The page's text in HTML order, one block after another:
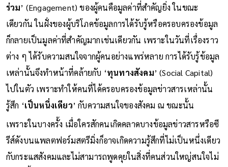
ร่วม’ (Engagement) ของผู้คนคือมูลค่าที่สำคัญยิ่ง ในขณะ
เดียวกัน ในฝั่งของผู้บริโภคข้อมูลการได้รับรู้หรือครอบครองข้อมูล
ก็กลายเป็นมูลค่าที่สำคัญมากเช่นเดียวกัน เพราะในวันที่เรื่องราว
ต่าง ๆ ได้รับความสนใจจากผู้คนอย่างแพร่หลาย การได้รับรู้ข้อมูล
เหล่านั้นจึงทำหน้าที่คล้ายกับ ‘ทุนทางสังคม’ (Social Capital)
ไปในตัว เพราะทำให้คนที่ได้ครอบครองข้อมูลข่าวสารเหล่านั้น
รู้สึก ‘เป็นหนึ่งเดียว’ กับความสนใจของสังคม ณ ขณะนั้น
เพราะในบางครั้ง เมื่อใครสักคนเกิดคลาดบางข้อมูลข่าวสารหรือซี
รีส์ดังบนแพลตฟอร์มสตรีมิ่งก็อาจเกิดความรู้สึกที่ไม่เป็นหนึ่งเดียว
กับกระแสสังคมและไม่สามารถพูดคุยในสิ่งที่คนส่วนใหญ่สนใจไม่